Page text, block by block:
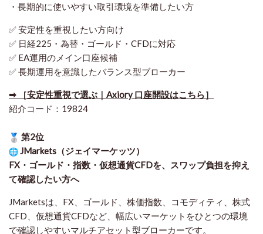
・長期的に使いやすい取引環境を準備したい方
✅ 安定性を重視したい方向け
✅ 日経225・為替・ゴールド・CFDに対応
✅ EA運用のメイン口座候補
✅ 長期運用を意識したバランス型ブローカー
➡ ［安定性重視で選ぶ｜Axiory 口座開設はこちら］
紹介コード：19824
第2位
JMarkets（ジェイマーケッツ）
FX・ゴールド・指数・仮想通貨CFDを、スワップ負担を抑え
て確認したい方へ
JMarketsは、FX、ゴールド、株価指数、コモディティ、株式
CFD、仮想通貨CFDなど、幅広いマーケットをひとつの環境
で確認しやすいマルチアセット型ブローカーです。